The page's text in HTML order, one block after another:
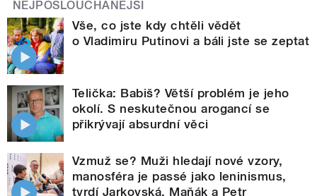
NEJPOSLOUCHANĚJŠÍ
Vše, co jste kdy chtěli vědět
o Vladimiru Putinovi a báli jste se zeptat
Telička: Babiš? Větší problém je jeho
okolí. S neskutečnou arogancí se
přikrývají absurdní věci
Vzmuž se? Muži hledají nové vzory,
manosféra je passé jako leninismus,
tvrdí Jarkovská, Maňák a Petr